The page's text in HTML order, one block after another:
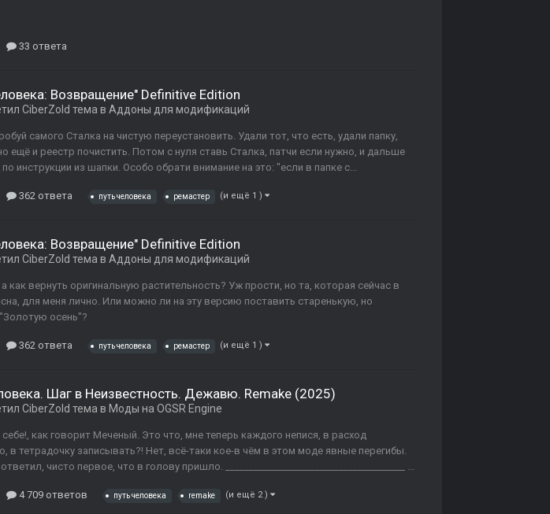
33 ответа
Возвращение" Definitive Edition
CiberZold тема в Аддоны для модификаций
самого Сталка на чистую переустановить. Удали тот, что есть, удали папку,
ещё и реестр почистить. Потом с нуля ставь Сталка, патчи если нужно, и дальше
инструкции из шапки. Особо обрати внимание на это: "если в папке с...
362 ответа путь человека ремастер (и ещё 1 )
Возвращение" Definitive Edition
CiberZold тема в Аддоны для модификаций
как вернуть оригинальную растительность? Уж прости, но та, которая сейчас в
для меня лично. Или можно ли на эту версию поставить старенькую, но
осень"?
362 ответа путь человека ремастер (и ещё 1 )
Шаг в Неизвестность. Дежавю. Remake (2025)
CiberZold тема в Моды на OGSR Engine
себе!, как говорит Меченый. Это что, мне теперь каждого непися, в расход
в тетрадочку записывать?! Нет, всё-таки кое-в чём в этом моде явные перегибы.
чисто первое, что в голову пришло. ______________________________________ ...
4 709 ответов путь человека remake (и ещё 2 )